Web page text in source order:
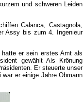
und schweren Leiden
Calanca, Castagnola,
Assy bis zum 4. Ingenieur
er sein erstes Amt als
gewählt Als Krönung
Er steuerte unser
er einige Jahre Obmann